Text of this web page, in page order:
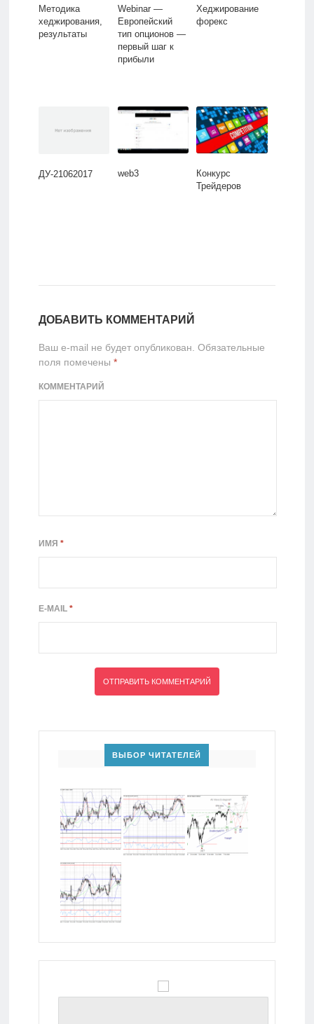
Методика
хеджирования,
результаты
Webinar —
Европейский
тип опционов —
первый шаг к
прибыли
Хеджирование
форекс
ДУ-21062017 web3
Конкурс
Трейдеров
ДОБАВИТЬ КОММЕНТАРИЙ
Ваш e-mail не будет опубликован. Обязательные
поля помечены *
КОММЕНТАРИЙ
ИМЯ *
E-MAIL *
ВЫБОР ЧИТАТЕЛЕЙ